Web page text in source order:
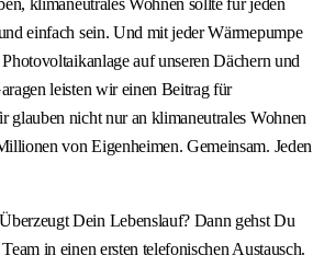
klimaneutrales Wohnen sollte für jeden
einfach sein. Und mit jeder Wärmepumpe
auf unseren Dächern und
leisten wir einen Beitrag für
glauben nicht nur an klimaneutrales Wohnen
von Eigenheimen. Gemeinsam. Jeden
Dein Lebenslauf? Dann gehst Du
in einen ersten telefonischen Austausch.